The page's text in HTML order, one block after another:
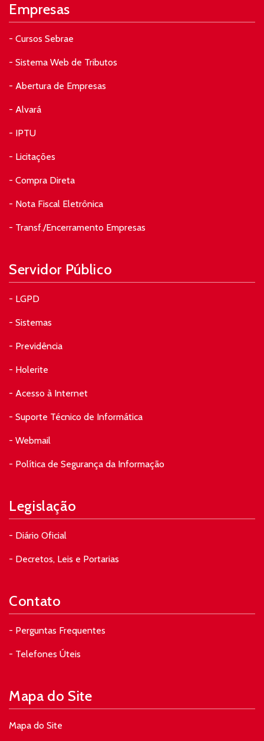
Empresas
- Cursos Sebrae
- Sistema Web de Tributos
- Abertura de Empresas
- Alvará
- IPTU
- Licitações
- Compra Direta
- Nota Fiscal Eletrônica
- Transf./Encerramento Empresas
Servidor Público
- LGPD
- Sistemas
- Previdência
- Holerite
- Acesso à Internet
- Suporte Técnico de Informática
- Webmail
- Política de Segurança da Informação
Legislação
- Diário Oficial
- Decretos, Leis e Portarias
Contato
- Perguntas Frequentes
- Telefones Úteis
Mapa do Site
Mapa do Site